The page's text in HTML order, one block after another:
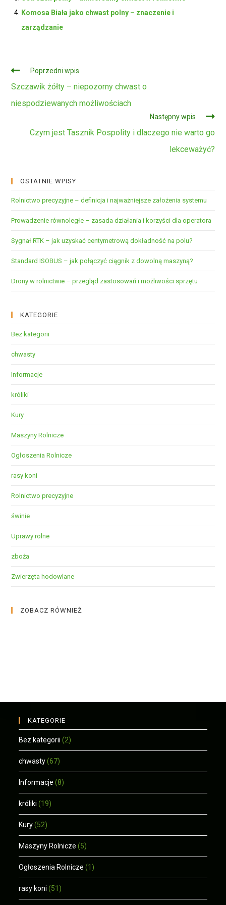
Komosa Biała jako chwast polny – znaczenie i
zarządzanie
Czytaj
dalej
Poprzedni wpis
Szczawik żółty – niepozorny chwast o
niespodziewanych możliwościach
Następny wpis
Czym jest Tasznik Pospolity i dlaczego nie warto go
lekceważyć?
OSTATNIE WPISY
Rolnictwo precyzyjne – definicja i najważniejsze założenia systemu
Prowadzenie równoległe – zasada działania i korzyści dla operatora
Sygnał RTK – jak uzyskać centymetrową dokładność na polu?
Standard ISOBUS – jak połączyć ciągnik z dowolną maszyną?
Drony w rolnictwie – przegląd zastosowań i możliwości sprzętu
KATEGORIE
Bez kategorii
chwasty
Informacje
króliki
Kury
Maszyny Rolnicze
Ogłoszenia Rolnicze
rasy koni
Rolnictwo precyzyjne
świnie
Uprawy rolne
zboża
Zwierzęta hodowlane
ZOBACZ RÓWNIEŻ
KATEGORIE
Bez kategorii (2)
chwasty (67)
Informacje (8)
króliki (19)
Kury (52)
Maszyny Rolnicze (5)
Ogłoszenia Rolnicze (1)
rasy koni (51)